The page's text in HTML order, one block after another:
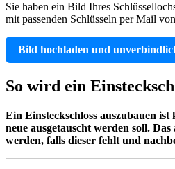
Sie haben ein Bild Ihres
mit passenden Schlüsseln per Mail
Bild hochladen und
So wird ein
Ein Einsteckschloss auszubauen
neue ausgetauscht werden soll.
werden, falls dieser fehlt und